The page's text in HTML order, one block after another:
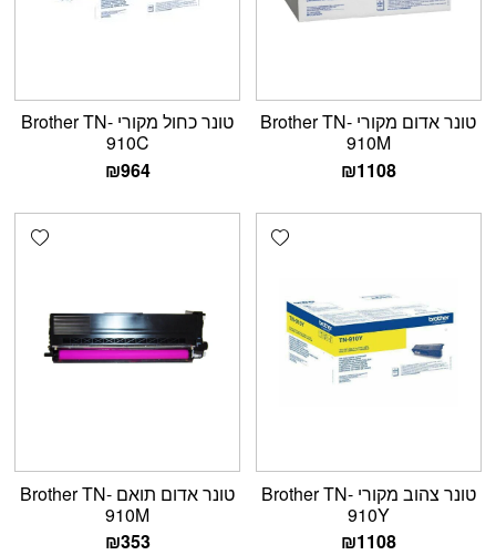
טונר אדום מקורי Brother TN-
910M
₪1108
טונר כחול מקורי Brother TN-
910C
₪964
Add wishlist
טונר צהוב מקורי Brother TN-
910Y
₪1108
טונר אדום תואם Brother TN-
910M
₪353